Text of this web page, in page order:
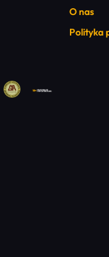
O nas
Polityka